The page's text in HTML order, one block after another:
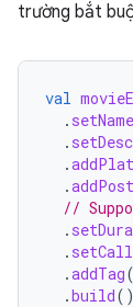
trường bắt
val
. setName
.
.
.
//
.
.
.addTag(
.build()